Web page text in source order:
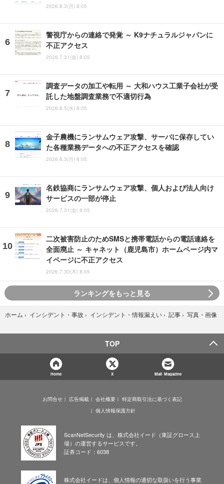
2026.8.3(月) 8:05
警視庁からの連絡で発覚 ～ K9ナチュラルジャパンに
不正アクセス
2026.7.31(金) 8:05
調査データの加工や転用 ～ 大和ハウス工業子会社が受
託した地盤調査業務で不適切行為
2026.8.5(水) 8:05
金子農機にランサムウェア攻撃、サーバに保存してい
た各種業務データへの不正アクセスを確認
2026.8.3(月) 8:05
名鉄協商にランサムウェア攻撃、個人および法人向け
サービスの一部が停止
2026.7.31(金) 8:05
二次被害防止のためSMSと携帯電話からの電話連絡を
全面廃止 ～ キャネット（鹿児島市）ホームページ内マ
イページに不正アクセス
2026.7.30(木) 8:05
ランキングをもっと見る
ホーム › インシデント・事故 › インシデント・情報漏えい › 記事 › 写真・画像
TOP
Home X Mail Magazine
お問合せ 広告掲載 会社概要
特定商取引法に基づく表記
個人情報保護方針
ScanNetSecurity は、株式会社イード（東証グロース上
場）の運営するサービスです。
証券コード：6038
株式会社イードは、個人情報の適切な取扱いを行う事業